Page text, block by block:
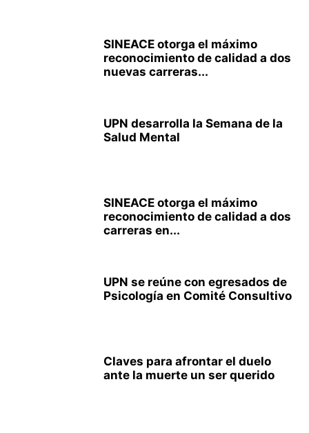
SINEACE otorga el máximo
reconocimiento de calidad a dos
nuevas carreras...
UPN desarrolla la Semana de la
Salud Mental
SINEACE otorga el máximo
reconocimiento de calidad a dos
carreras en...
UPN se reúne con egresados de
Psicología en Comité Consultivo
Claves para afrontar el duelo
ante la muerte un ser querido